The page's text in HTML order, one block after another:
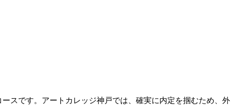
スです。アートカレッジ神戸では、確実に内定を掴むため、外